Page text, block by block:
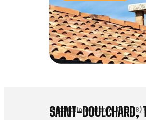
Installation antenne TV - (18)
SAINT-DOULCHARD,